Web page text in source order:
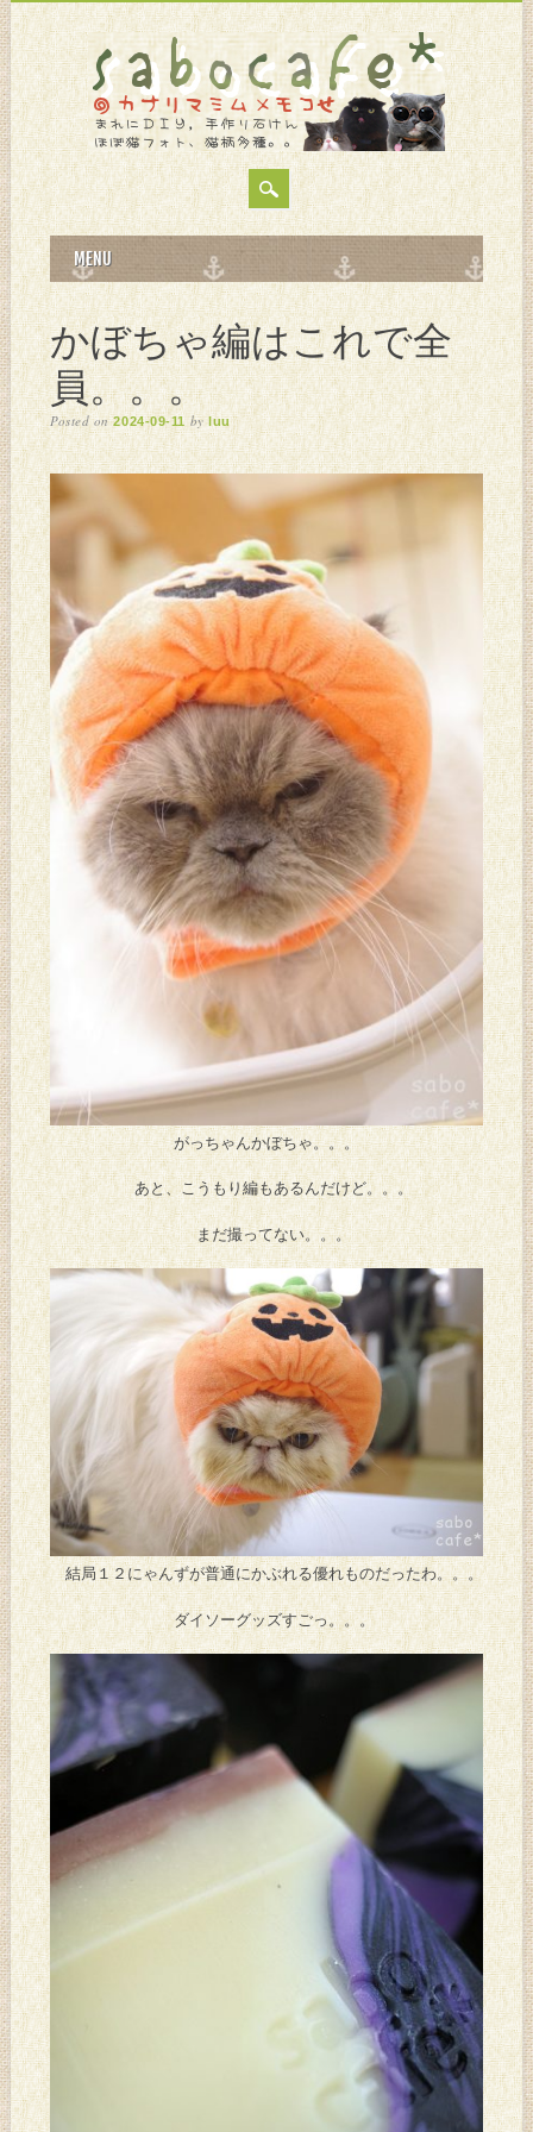
MAIN MENU
to
content
MENU
かぼちゃ編はこれで全
員。。。
Posted on2024-09-11 byluu
がっちゃんかぼちゃ。。。
あと、こうもり編もあるんだけど。。。
まだ撮ってない。。。
結局１２にゃんずが普通にかぶれる優れものだったわ。。。
ダイソーグッズすごっ。。。